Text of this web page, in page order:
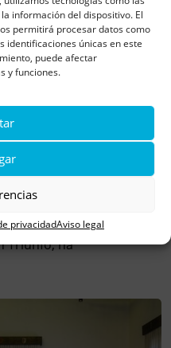
información del dispositivo. El
permitirá procesar datos como
identificaciones únicas en este
puede afectar
y funciones.
privacidadAviso legal
Aspanoa su premio de
aragonés Juanjo
nacional en la
Triunfo, ha